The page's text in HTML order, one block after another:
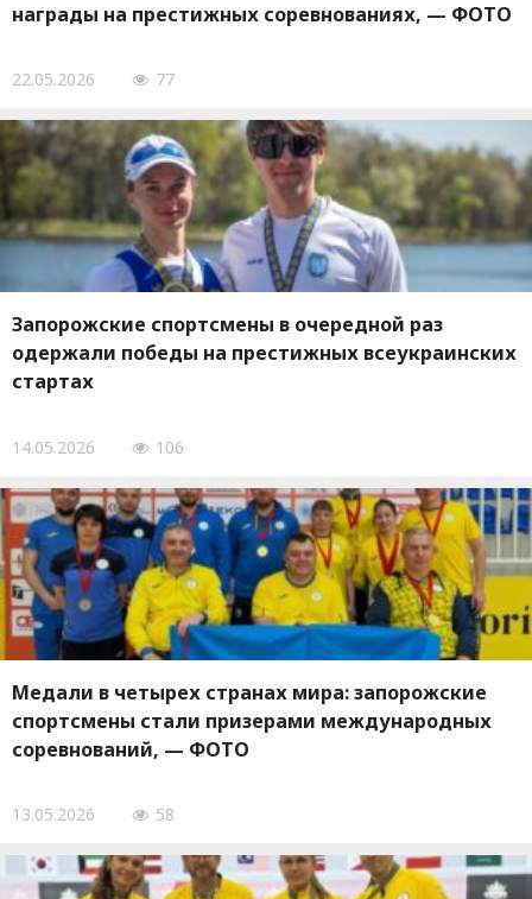
награды на престижных соревнованиях, — ФОТО
22.05.2026 77
Запорожские спортсмены в очередной раз
одержали победы на престижных всеукраинских
стартах
14.05.2026 106
Медали в четырех странах мира: запорожские
спортсмены стали призерами международных
соревнований, — ФОТО
13.05.2026 58